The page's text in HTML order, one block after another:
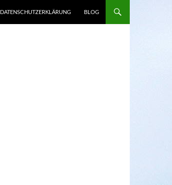
DATENSCHUTZERKLÄRUNG BLOG